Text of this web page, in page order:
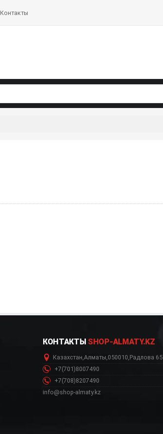
Контакты
КОНТАКТЫ SHOP-ALMATY.KZ
Казахстан,Алматы,050010,Радлова 65
+7(701)8007490
+7(708)8207490
info@shop-almaty.kz